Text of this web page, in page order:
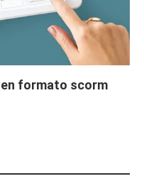
formato scorm